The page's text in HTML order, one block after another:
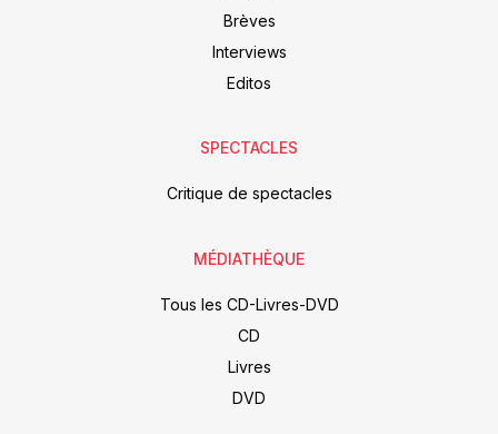
Brèves
Interviews
Editos
SPECTACLES
Critique de spectacles
MÉDIATHÈQUE
Tous les CD-Livres-DVD
CD
Livres
DVD